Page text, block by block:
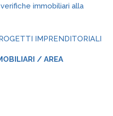
immobiliari alla
IMPRENDITORIALI
/ AREA